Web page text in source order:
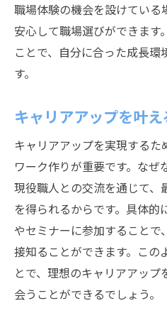
職場体験の機会を設けている
安心して職場選びができます
ことで、自分に合った成長環
す。
キャリアアップを叶
キャリアアップを実現する
ワーク作りが重要です。なぜ
現役職人との交流を通じて
を得られるからです。具体的
やセミナーに参加すること
接知ることができます。この
とで、理想のキャリアアッ
会うことができるでしょう。